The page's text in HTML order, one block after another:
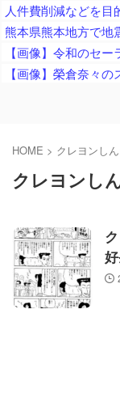
【画像】令和のセ
【画像】榮倉奈々
HOME > クレヨンし
クレヨンし